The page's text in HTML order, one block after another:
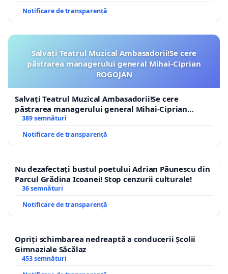
Notificare de transparență
Salvați Teatrul Muzical Ambasadorii!Se cere
păstrarea managerului general Mihai-Ciprian
ROGOJAN
Salvați Teatrul Muzical Ambasadorii!Se cere
păstrarea managerului general Mihai-Ciprian
ROGOJAN
389 semnături
Notificare de transparență
Nu dezafectați bustul poetului Adrian Păunescu din
Parcul Grădina Icoanei! Stop cenzurii culturale!
36 semnături
Notificare de transparență
Opriți schimbarea nedreaptă a conducerii Școlii
Gimnaziale Săcălaz
453 semnături